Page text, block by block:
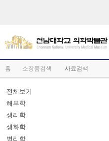
홈 소장품검색 사료검색
전체보기
해부학
생리학
생화학
병리학